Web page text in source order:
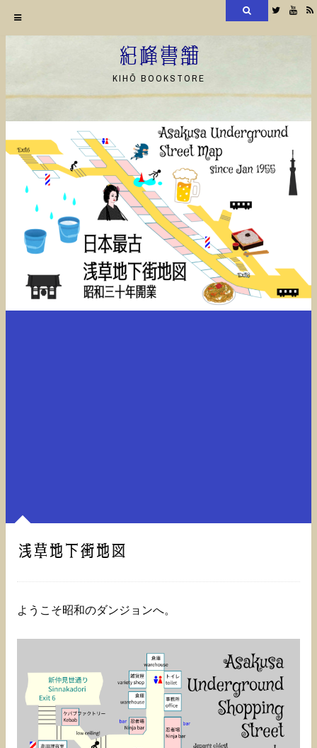
ン
ツ
へ
Twitter
紀峰書舗
KIHŌ BOOKSTORE
浅草地下街地図
ようこそ昭和のダンジョンへ。